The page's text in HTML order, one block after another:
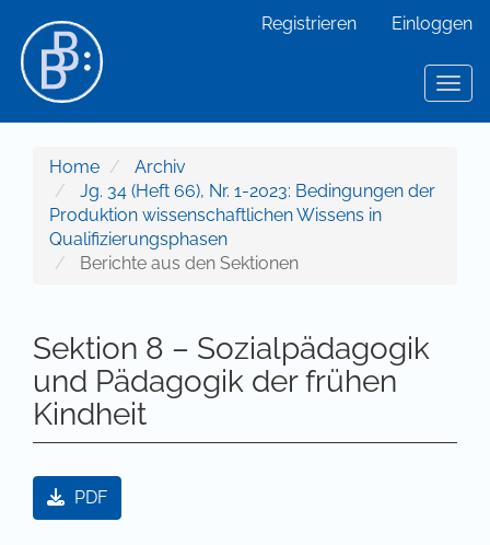
Hauptinhalt
Sidebar
Registrieren Einloggen
Home
Archiv
Jg. 34 (Heft 66), Nr. 1-2023: Bedingungen der
Produktion wissenschaftlichen Wissens in
Qualifizierungsphasen
Berichte aus den Sektionen
Sektion 8 – Sozialpädagogik
und Pädagogik der frühen
Kindheit
Artikel-Sidebar
PDF